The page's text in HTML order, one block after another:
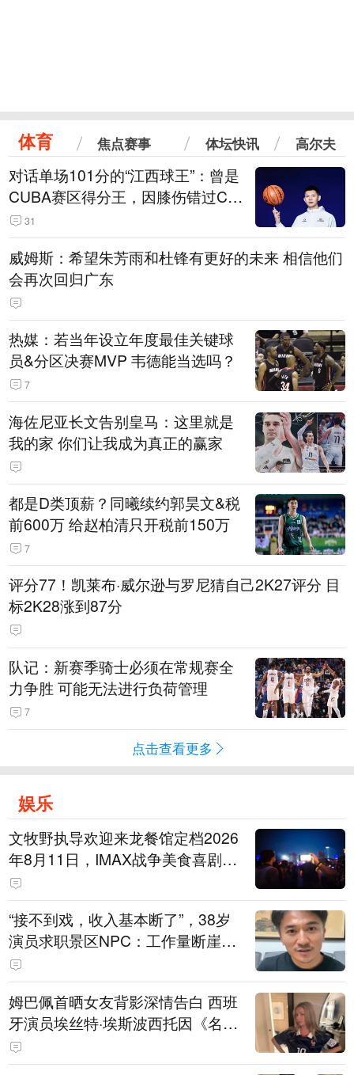
体育 焦点赛事 体坛快讯 高尔夫
对话单场101分的“江西球王”：曾是
CUBA赛区得分王，因膝伤错过CB
A选秀
31
威姆斯：希望朱芳雨和杜锋有更好的未来 相信他们
会再次回归广东
热媒：若当年设立年度最佳关键球
员&分区决赛MVP 韦德能当选吗？
7
海佐尼亚长文告别皇马：这里就是
我的家 你们让我成为真正的赢家
都是D类顶薪？同曦续约郭昊文&税
前600万 给赵柏清只开税前150万
7
评分77！凯莱布·威尔逊与罗尼猜自己2K27评分 目
标2K28涨到87分
队记：新赛季骑士必须在常规赛全
力争胜 可能无法进行负荷管理
7
点击查看更多
娱乐
文牧野执导欢迎来龙餐馆定档2026
年8月11日，IMAX战争美食喜剧温
情上映
“接不到戏，收入基本断了”，38岁
演员求职景区NPC：工作量断崖式
下跌，留给我试错的时间不多了
姆巴佩首晒女友背影深情告白 西班
牙演员埃丝特·埃斯波西托因《名校
风暴》走红